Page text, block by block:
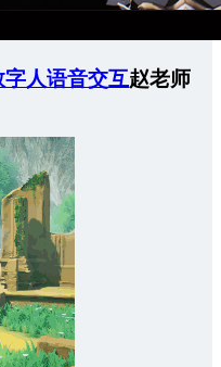
人语音交互赵老师